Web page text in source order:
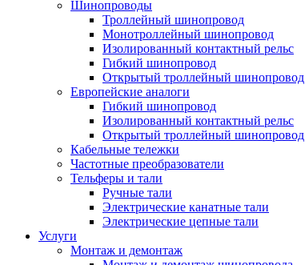
Шинопроводы
Троллейный шинопровод
Монотроллейный шинопровод
Изолированный контактный рельс
Гибкий шинопровод
Открытый троллейный шинопровод
Европейские аналоги
Гибкий шинопровод
Изолированный контактный рельс
Открытый троллейный шинопровод
Кабельные тележки
Частотные преобразователи
Тельферы и тали
Ручные тали
Электрические канатные тали
Электрические цепные тали
Услуги
Монтаж и демонтаж